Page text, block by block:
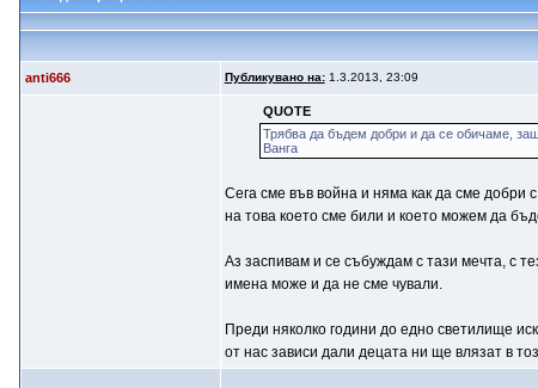
anti666 Публикувано на:1.3.2013, 23:09
QUOTE
Трябва да бъдем добри и да се обичаме,
Ванга
Сега сме във война и няма как да сме добри
на това което сме били и което можем да
Аз заспивам и се събуждам с тази мечта, с
имена може и да не сме чували.
Преди няколко години до едно светилище
от нас зависи дали децата ни ще влязат в